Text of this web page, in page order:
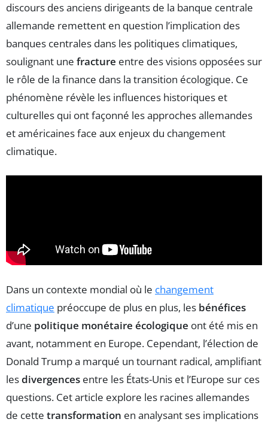
discours des anciens dirigeants de la banque centrale
allemande remettent en question l’implication des
banques centrales dans les politiques climatiques,
soulignant une fracture entre des visions opposées sur
le rôle de la finance dans la transition écologique. Ce
phénomène révèle les influences historiques et
culturelles qui ont façonné les approches allemandes
et américaines face aux enjeux du changement
climatique.
Dans un contexte mondial où le changement
climatique préoccupe de plus en plus, les bénéfices
d’une politique monétaire écologique ont été mis en
avant, notamment en Europe. Cependant, l’élection de
Donald Trump a marqué un tournant radical, amplifiant
lesdivergences entre les États-Unis et l’Europe sur ces
questions. Cet article explore les racines allemandes
de cette transformation en analysant ses implications